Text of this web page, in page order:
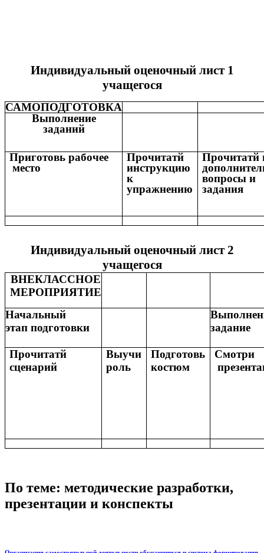
Индивидуальный оценочный лист 1
учащегося
САМОПОДГОТОВКА
Выполнение
заданий
Приготовь рабочее
место
Прочитатй
инструкцию
к
упражнению
Прочитатй
вопросы и
задания
Индивидуальный оценочный лист 2
учащегося
ВНЕКЛАССНОЕ
МЕРОПРИЯТИЕ
Начальный
этап подготовки
задание
Прочитатй
сценарий
Выучи
роль
Подготовь
костюм
Смотри
По теме: методические разработки,
презентации и конспекты